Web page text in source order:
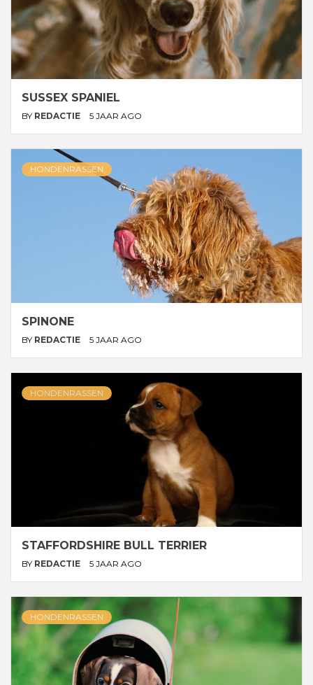
SUSSEX SPANIEL
BY REDACTIE 5 JAAR AGO
HONDENRASSEN
SPINONE
BY REDACTIE 5 JAAR AGO
HONDENRASSEN
STAFFORDSHIRE BULL TERRIER
BY REDACTIE 5 JAAR AGO
HONDENRASSEN